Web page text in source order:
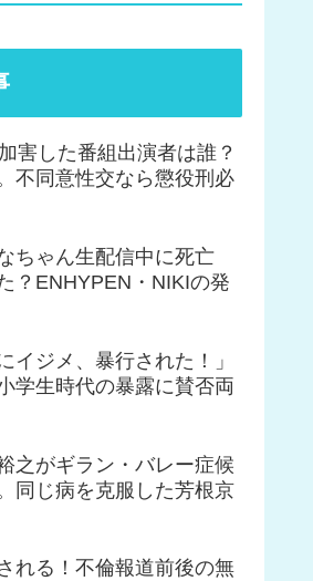
害した番組出演者は誰？
不同意性交なら懲役刑必
ちゃん生配信中に死亡
？ENHYPEN・NIKIの発
イジメ、暴行された！」
学生時代の暴露に賛否両
之がギラン・バレー症候
同じ病を克服した芳根京
れる！不倫報道前後の無